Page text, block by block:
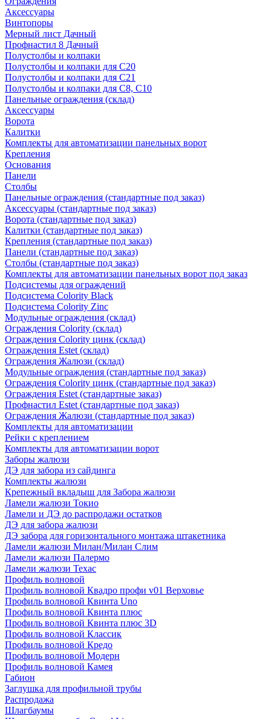
Аксессуары
Винтопоры
Мерный лист Дачный
Профнастил 8 Дачный
Полустолбы и колпаки
Полустолбы и колпаки для С20
Полустолбы и колпаки для С21
Полустолбы и колпаки для С8, С10
Панельные ограждения (склад)
Аксессуары
Ворота
Калитки
Комплекты для автоматизации панельных ворот
Крепления
Основания
Панели
Столбы
Панельные ограждения (стандартные под заказ)
Аксессуары (стандартные под заказ)
Ворота (стандартные под заказ)
Калитки (стандартные под заказ)
Крепления (стандартные под заказ)
Панели (стандартные под заказ)
Столбы (стандартные под заказ)
Комплекты для автоматизации панельных ворот под заказ
Подсистемы для ограждений
Подсистема Colority Black
Подсистема Colority Zinc
Модульные ограждения (склад)
Ограждения Colority (склад)
Ограждения Colority цинк (склад)
Ограждения Estet (склад)
Ограждения Жалюзи (склад)
Модульные ограждения (стандартные под заказ)
Ограждения Colority цинк (стандартные под заказ)
Ограждения Estet (стандартные заказ)
Профнастил Estet (стандартные под заказ)
Ограждения Жалюзи (стандартные под заказ)
Комплекты для автоматизации
Рейки с креплением
Комплекты для автоматизации ворот
Заборы жалюзи
ДЭ для забора из сайдинга
Комплекты жалюзи
Крепежный вкладыш для Забора жалюзи
Ламели жалюзи Токио
Ламели и ДЭ до распродажи остатков
ДЭ для забора жалюзи
ДЭ забора для горизонтального монтажа штакетника
Ламели жалюзи Милан/Милан Слим
Ламели жалюзи Палермо
Ламели жалюзи Техас
Профиль волновой
Профиль волновой Квадро профи v01 Верховье
Профиль волновой Квинта Uno
Профиль волновой Квинта плюс
Профиль волновой Квинта плюс 3D
Профиль волновой Классик
Профиль волновой Кредо
Профиль волновой Модерн
Профиль волновой Камея
Габион
Заглушка для профильной трубы
Распродажа
Шлагбаумы